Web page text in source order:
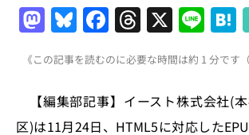
M
a
st
o
d
Bl
u
e
s
k
F
a
c
e
b
T
h
re
a
d
X Li
n
e e
《この記事を読むのに必要な時間は約 1 分です
【編集部記事】イースト株式会社(
区)は11月24日、HTML5に対応した